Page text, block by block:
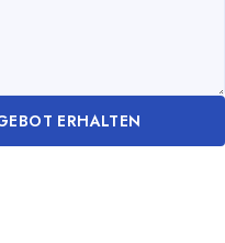
ERHALTEN